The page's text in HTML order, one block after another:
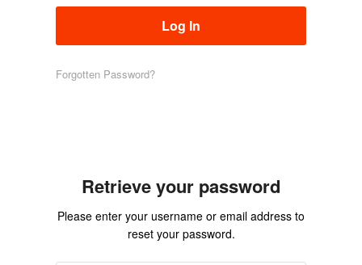
Forgotten Password?
Retrieve your password
Please enter your username or email address to
reset your password.